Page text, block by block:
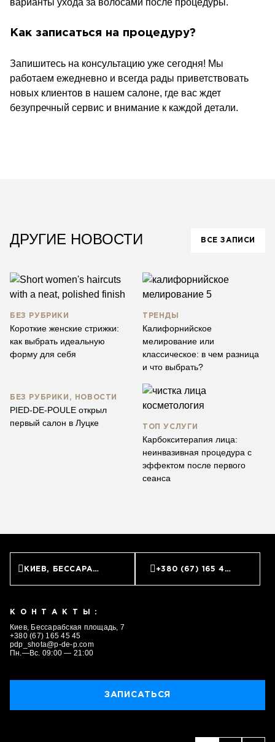
варианты ухода за волосами после процедуры.
Как записаться на процедуру?
Запишитесь на консультацию уже сегодня! Мы
работаем ежедневно и всегда рады приветствовать
новых клиентов в нашем салоне, где вас ждет
безупречный сервис и внимание к каждой детали.
ДРУГИЕ НОВОСТИ ВСЕ ЗАПИСИ
БЕЗ РУБРИКИ
Короткие женские стрижки:
как выбрать идеальную
форму для себя
ТРЕНДЫ
Калифорнийское
мелирование или
классическое: в чем разница
и что выбрать?
БЕЗ РУБРИКИ, НОВОСТИ
PIED-DE-POULE открыл
первый салон в Луцке
ТОП УСЛУГИ
Карбокситерапия лица:
неинвазивная процедура с
эффектом после первого
сеанса
КИЕВ, БЕССАРАБСКАЯ ПЛОЩАДЬ, 7 +380 (67) 165 45 45
КОНТАКТЫ:
Киев, Бессарабская площадь, 7
+380 (67) 165 45 45
pdp_shota@p-de-p.com
Пн.—Вс. 09:00 — 21:00
ЗАПИСАТЬСЯ